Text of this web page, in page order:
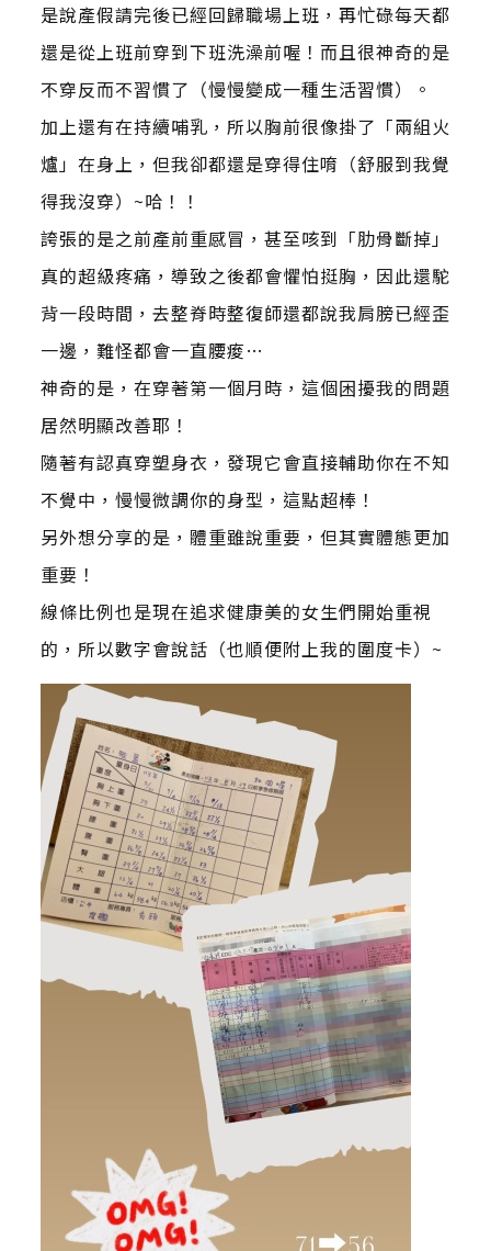
是說產假請完後已經回歸職場上班，再忙碌每天都
還是從上班前穿到下班洗澡前喔！而且很神奇的是
不穿反而不習慣了（慢慢變成一種生活習慣）。
加上還有在持續哺乳，所以胸前很像掛了「兩組火
爐」在身上，但我卻都還是穿得住唷（舒服到我覺
得我沒穿）~哈！！
誇張的是之前產前重感冒，甚至咳到「肋骨斷掉」
真的超級疼痛，導致之後都會懼怕挺胸，因此還駝
背一段時間，去整脊時整復師還都說我肩膀已經歪
一邊，難怪都會一直腰痠…
神奇的是，在穿著第一個月時，這個困擾我的問題
居然明顯改善耶！
隨著有認真穿塑身衣，發現它會直接輔助你在不知
不覺中，慢慢微調你的身型，這點超棒！
另外想分享的是，體重雖說重要，但其實體態更加
重要！
線條比例也是現在追求健康美的女生們開始重視
的，所以數字會說話（也順便附上我的圍度卡）~